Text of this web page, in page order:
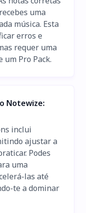
uma
música. Esta
erros e
requer uma
um Pro Pack.
Notewize:
inclui
ajustar a
Podes
uma
las até
te a dominar